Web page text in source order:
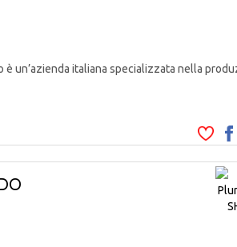
un’azienda italiana specializzata nella